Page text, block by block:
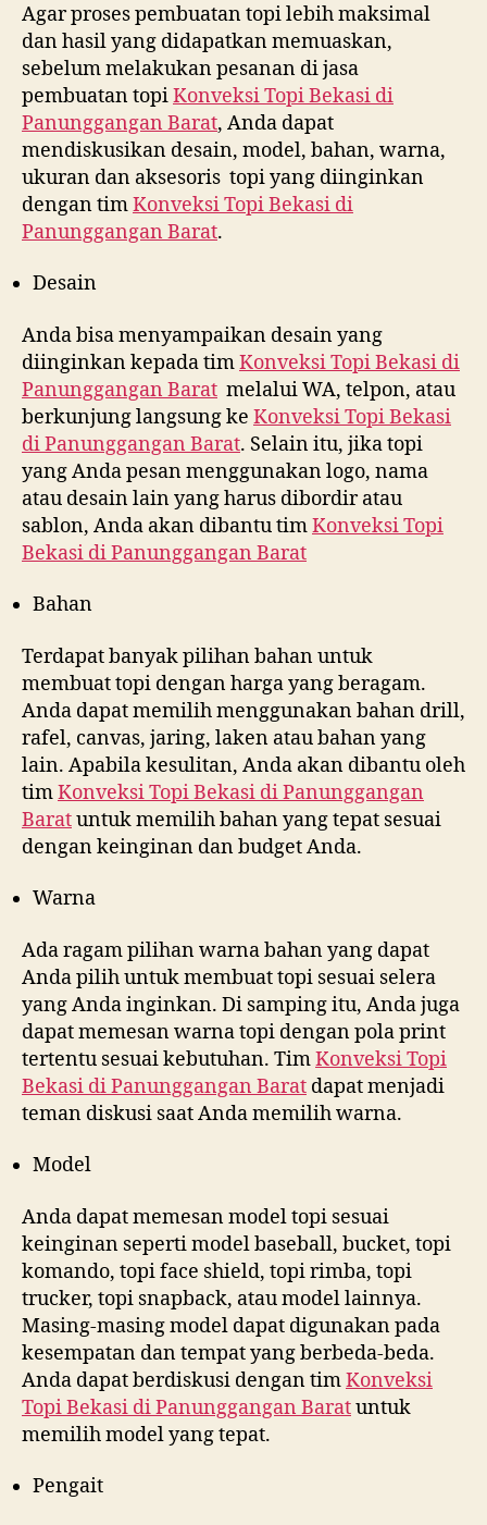
Agar proses pembuatan topi lebih maksimal
dan hasil yang didapatkan memuaskan,
sebelum melakukan pesanan di jasa
pembuatan topiKonveksi Topi Bekasi di
Panunggangan Barat, Anda dapat
mendiskusikan desain, model, bahan, warna,
ukuran dan aksesoris topi yang diinginkan
dengan timKonveksi Topi Bekasi di
Panunggangan Barat.
Desain
Anda bisa menyampaikan desain yang
diinginkan kepada timKonveksi Topi Bekasi di
Panunggangan Barat melalui WA, telpon, atau
berkunjung langsung ke Konveksi Topi Bekasi
diPanunggangan Barat. Selain itu, jika topi
yang Anda pesan menggunakan logo, nama
atau desain lain yang harus dibordir atau
sablon, Anda akan dibantu timKonveksi Topi
Bekasi diPanunggangan Barat
Bahan
Terdapat banyak pilihan bahan untuk
membuat topi dengan harga yang beragam.
Anda dapat memilih menggunakan bahan drill,
rafel, canvas, jaring, laken atau bahan yang
lain. Apabila kesulitan, Anda akan dibantu oleh
timKonveksi Topi Bekasi diPanunggangan
Baratuntuk memilih bahan yang tepat sesuai
dengan keinginan dan budget Anda.
Warna
Ada ragam pilihan warna bahan yang dapat
Anda pilih untuk membuat topi sesuai selera
yang Anda inginkan. Di samping itu, Anda juga
dapat memesan warna topi dengan pola print
tertentu sesuai kebutuhan. TimKonveksi Topi
Bekasi diPanunggangan Barat dapat menjadi
teman diskusi saat Anda memilih warna.
Model
Anda dapat memesan model topi sesuai
keinginan seperti model baseball, bucket, topi
komando, topi face shield, topi rimba, topi
trucker, topi snapback, atau model lainnya.
Masing-masing model dapat digunakan pada
kesempatan dan tempat yang berbeda-beda.
Anda dapat berdiskusi dengan timKonveksi
Topi Bekasi diPanunggangan Baratuntuk
memilih model yang tepat.
Pengait